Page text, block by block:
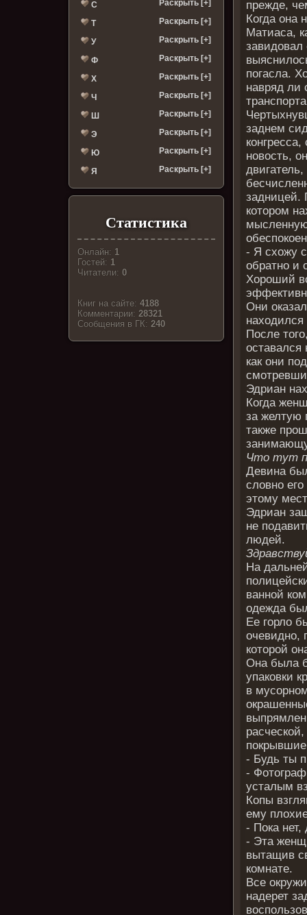
С Раскрыть [+]
Т Раскрыть [+]
У Раскрыть [+]
Ф Раскрыть [+]
Х Раскрыть [+]
Ч Раскрыть [+]
Ш Раскрыть [+]
Э Раскрыть [+]
Ю Раскрыть [+]
Я Раскрыть [+]
Статистика
Онлайн: 1
Гостей: 1
Читатели:0
Книг на сайте:4188
Комментарии:28321
Cообщения в ГК:240
прежде,
Когда она
Матиаса,
завидовал
погасла.
навряд ли
заднем
новость,
задницей.
котором
- Я схожу
обратно и
Хороший
Они
находился
После
оставался
как они
Эдриан
Когда
за желтую
также
Что тут
Девина
словно
этому
Эдриан
не
людей.
На
ванной
одежда
Ее горло
очевидно,
которой
Она была
упаковки
в
- Будь ты
-
усталым
Копы
ему
- Пока нет,
- Эта
вытащив
комнате.
Все
надерет